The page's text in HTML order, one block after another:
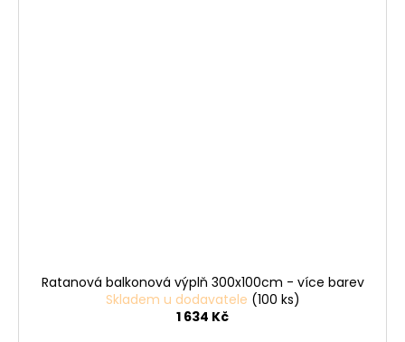
Ratanová balkonová výplň 300x100cm - více barev
Skladem u dodavatele (100 ks)
1 634 Kč